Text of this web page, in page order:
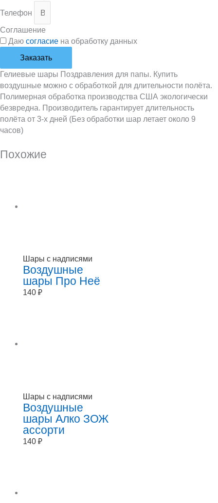
Телефон
Соглашение
Даю согласие на обработку данных
Заказать
Гелиевые шары Поздравления для папы. Купить
воздушные можно с обработкой для длительности полёта.
Полимерная обработка производства США экологически
безвредна. Производитель гарантирует длительность
полёта от 3-х дней (Без обработки шар летает около 9
часов)
Похожие
Шары с надписями
Воздушные
шары Про Неё
140 ₽
Шары с надписями
Воздушные
шары Алко ЗОЖ
ассорти
140 ₽